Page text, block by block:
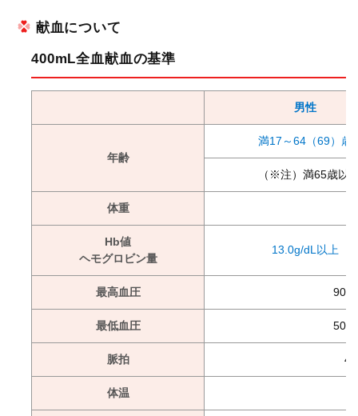
献血について
400mL全血献血の基準
男性
年齢
満17～64（69）歳
（※注）満65歳以
体重
Hb値
ヘモグロビン量
13.0g/dL以上
最高血圧
最低血圧
脈拍
体温